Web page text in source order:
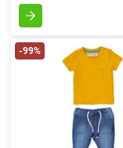
-99%